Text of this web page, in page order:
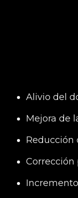
Alivio del
Mejora de
Reducción
Corrección